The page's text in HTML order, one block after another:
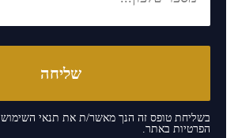
בשליחת טופס זה הנך מאשר/ת את תנאי השימוש
הפרטיות באתר.